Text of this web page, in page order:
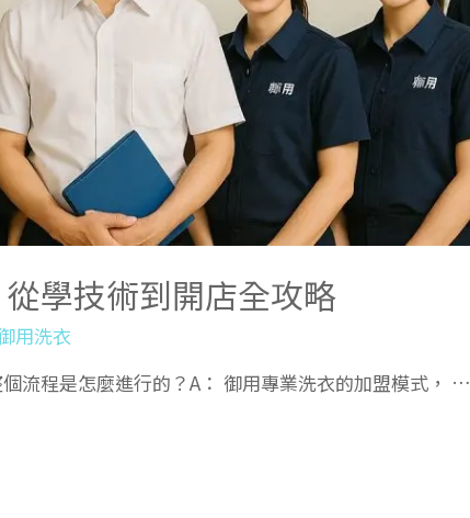
學技術到開店全攻略
用洗衣
流程是怎麼進行的？A： 御用專業洗衣的加盟模式， …